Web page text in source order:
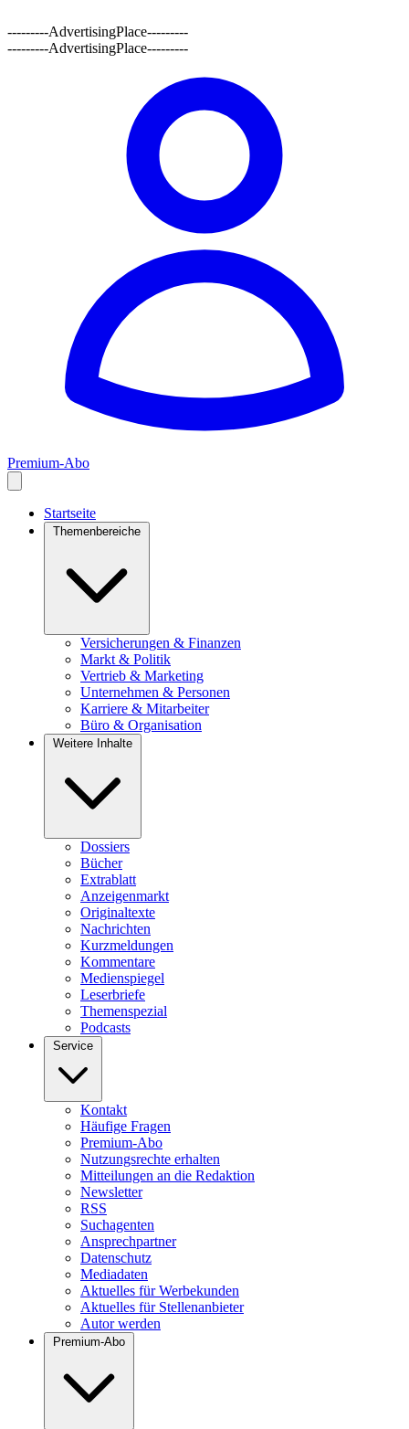
---------AdvertisingPlace---------
---------AdvertisingPlace---------
Premium-Abo
Startseite
Themenbereiche
Versicherungen & Finanzen
Markt & Politik
Vertrieb & Marketing
Unternehmen & Personen
Karriere & Mitarbeiter
Büro & Organisation
Weitere Inhalte
Dossiers
Bücher
Extrablatt
Anzeigenmarkt
Originaltexte
Nachrichten
Kurzmeldungen
Kommentare
Medienspiegel
Leserbriefe
Themenspezial
Podcasts
Service
Kontakt
Häufige Fragen
Premium-Abo
Nutzungsrechte erhalten
Mitteilungen an die Redaktion
Newsletter
RSS
Suchagenten
Ansprechpartner
Datenschutz
Mediadaten
Aktuelles für Werbekunden
Aktuelles für Stellenanbieter
Autor werden
Premium-Abo